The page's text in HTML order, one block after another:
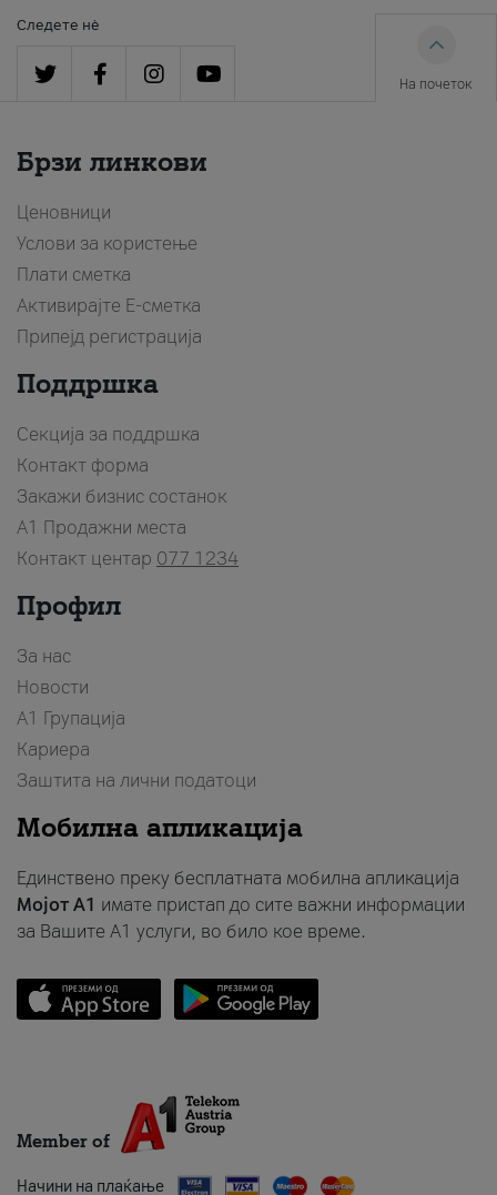
Следете нè
На почеток
Брзи линкови
Ценовници
Услови за користење
Плати сметка
Активирајте Е-сметка
Припејд регистрација
Поддршка
Секција за поддршка
Контакт форма
Закажи бизнис состанок
A1 Продажни места
Контакт центар 077 1234
Профил
За нас
Новости
А1 Групација
Кариера
Заштита на лични податоци
Мобилна апликација
Единствено преку бесплатната мобилна апликација
Мојот A1 имате пристап до сите важни информации
за Вашите A1 услуги, во било кое време.
Member of
Начини на плаќање